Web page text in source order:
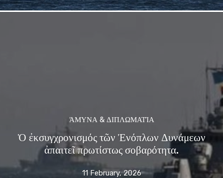
ΆΜΥΝΑ & ΔΙΠΛΩΜΑΤΊΑ
Ὁ ἐκσυγχρονισμός τῶν Ἐνόπλων Δυνάμεων
ἀπαιτεῖ πρωτίστως σοβαρότητα.
11 February, 2026